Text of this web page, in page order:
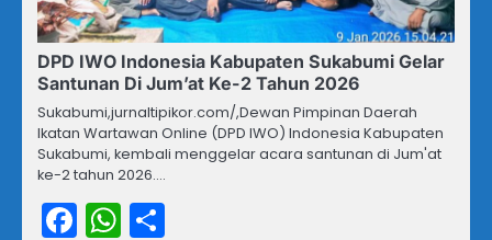
DPD IWO Indonesia Kabupaten Sukabumi Gelar
Santunan Di Jum’at Ke-2 Tahun 2026
Sukabumi,jurnaltipikor.com/,Dewan Pimpinan Daerah
Ikatan Wartawan Online (DPD IWO) Indonesia Kabupaten
Sukabumi, kembali menggelar acara santunan di Jum'at
ke-2 tahun 2026.…
Facebook
WhatsApp